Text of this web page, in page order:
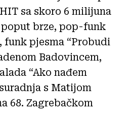
sa skoro 6 milijuna
poput brze, pop-funk
funk pjesma “Probudi
Badovincem,
“Ako nađem
s Matijom
68. Zagrebačkom